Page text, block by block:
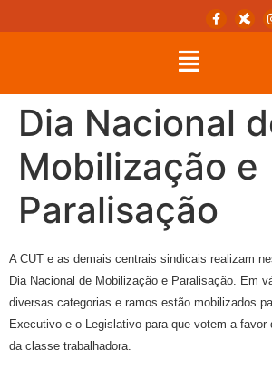
Dia Nacional
Mobilização e
Paralisação
A CUT e as demais centrais sindicais realizam
Dia Nacional de Mobilização e Paralisação. Em
diversas categorias e ramos estão mobilizados
Executivo e o Legislativo para que votem a favor
da classe trabalhadora.